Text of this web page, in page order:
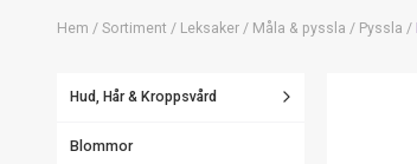
Hem / Sortiment / Leksaker / Måla & pyssla / Pyssla /
Hud, Hår & Kroppsvård
Blommor